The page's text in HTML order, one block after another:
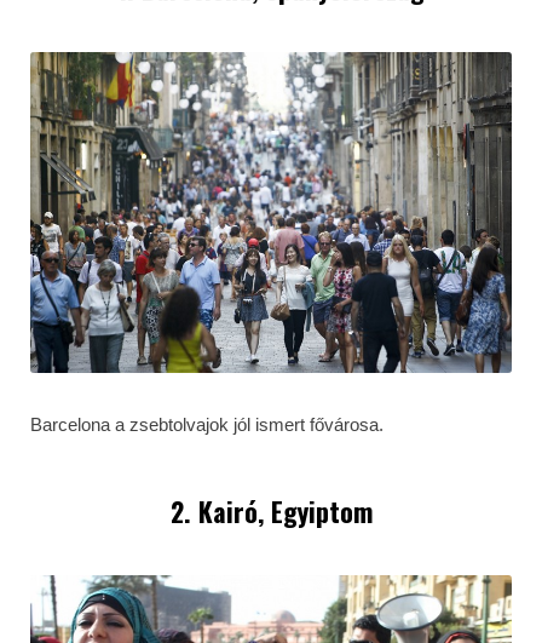
Barcelona a zsebtolvajok jól ismert fővárosa.
2. Kairó, Egyiptom